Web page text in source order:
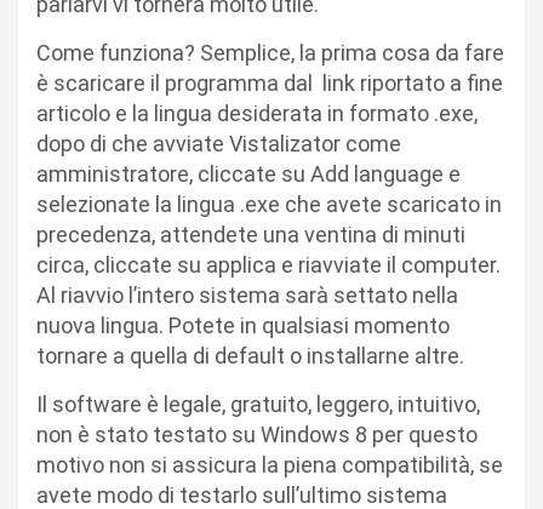
Come funziona? Semplice, la prima cosa da fare
è scaricare il programma dal link riportato a fine
articolo e la lingua desiderata in formato .exe,
dopo di che avviate Vistalizator come
amministratore, cliccate su Add language e
selezionate la lingua .exe che avete scaricato in
precedenza, attendete una ventina di minuti
circa, cliccate su applica e riavviate il computer.
Al riavvio l’intero sistema sarà settato nella
nuova lingua. Potete in qualsiasi momento
tornare a quella di default o installarne altre.
Il software è legale, gratuito, leggero, intuitivo,
non è stato testato su Windows 8 per questo
motivo non si assicura la piena compatibilità, se
avete modo di testarlo sull’ultimo sistema